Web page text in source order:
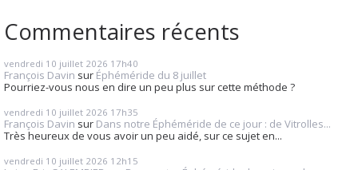
Commentaires récents
vendredi 10 juillet 2026 17h40
François Davin sur Éphéméride du 8 juillet
Pourriez-vous nous en dire un peu plus sur cette méthode ?
vendredi 10 juillet 2026 17h35
François Davin sur Dans notre Éphéméride de ce jour : de Vitrolles...
Très heureux de vous avoir un peu aidé, sur ce sujet en...
vendredi 10 juillet 2026 12h15